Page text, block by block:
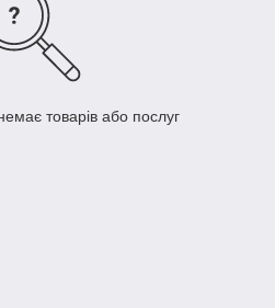
товарів або послуг